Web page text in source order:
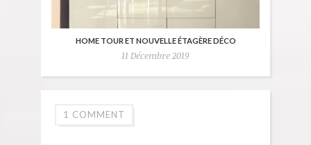
HOME TOUR ET NOUVELLE ÉTAGÈRE DÉCO
11 Décembre 2019
1 COMMENT